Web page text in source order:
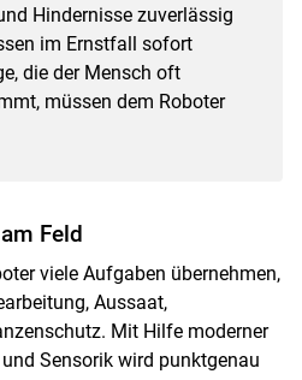
Hindernisse zuverlässig
im Ernstfall sofort
die der Mensch oft
müssen dem Roboter
Feld
viele Aufgaben übernehmen,
Aussaat,
Mit Hilfe moderner
Sensorik wird punktgenau